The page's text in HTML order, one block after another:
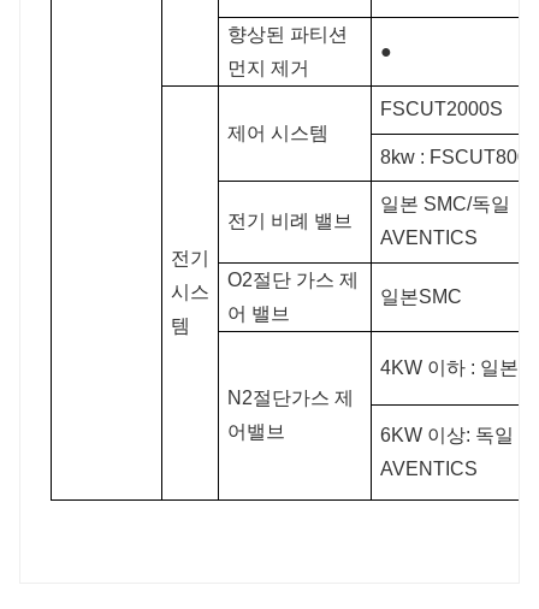
향상된 파티션
먼지 제거
●
전기
시스
템
제어 시스템
FSCUT2000S
8kw : FSCUT8000
전기 비례 밸브
일본 SMC/독일
AVENTICS
O2절단 가스 제
어 밸브
일본SMC
N2절단가스 제
어밸브
4KW 이하 : 일본
6KW 이상: 독일
AVENTICS